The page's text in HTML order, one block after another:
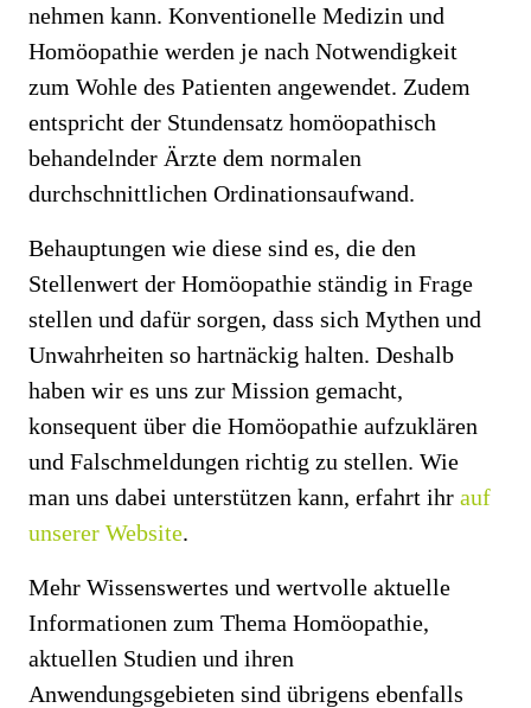
nehmen kann. Konventionelle Medizin und
Homöopathie werden je nach Notwendigkeit
zum Wohle des Patienten angewendet. Zudem
entspricht der Stundensatz homöopathisch
behandelnder Ärzte dem normalen
durchschnittlichen Ordinationsaufwand.
Behauptungen wie diese sind es, die den
Stellenwert der Homöopathie ständig in Frage
stellen und dafür sorgen, dass sich Mythen und
Unwahrheiten so hartnäckig halten. Deshalb
haben wir es uns zur Mission gemacht,
konsequent über die Homöopathie aufzuklären
und Falschmeldungen richtig zu stellen. Wie
man uns dabei unterstützen kann, erfahrt ihr auf
unserer Website.
Mehr Wissenswertes und wertvolle aktuelle
Informationen zum Thema Homöopathie,
aktuellen Studien und ihren
Anwendungsgebieten sind übrigens ebenfalls